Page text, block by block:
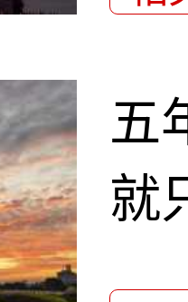
五
就